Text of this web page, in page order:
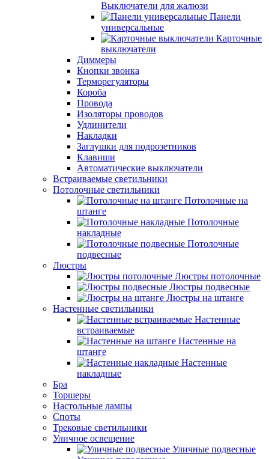
Выключатели для жалюзи
Панели
универсальные
Карточные
выключатели
Диммеры
Кнопки звонка
Терморегуляторы
Короба
Провода
Изоляторы проводов
Удлинители
Накладки
Заглушки для подрозетников
Клавиши
Автоматические выключатели
Встраиваемые светильники
Потолочные светильники
Потолочные на
штанге
Потолочные
накладные
Потолочные
подвесные
Люстры
Люстры потолочные
Люстры подвесные
Люстры на штанге
Настенные светильники
Настенные
встраиваемые
Настенные на
штанге
Настенные
накладные
Бра
Торшеры
Настольные лампы
Споты
Трековые светильники
Уличное освещение
Уличные подвесные